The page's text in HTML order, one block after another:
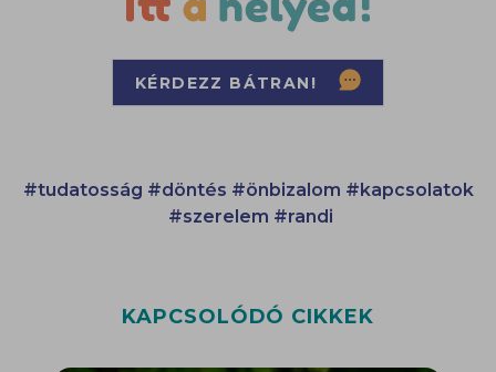
KÉRDEZZ BÁTRAN!
#tudatosság #döntés #önbizalom #kapcsolatok
#szerelem #randi
KAPCSOLÓDÓ CIKKEK